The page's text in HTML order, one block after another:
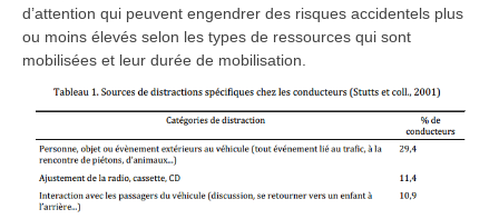
d’attention qui peuvent engendrer des risques accidentels plus
ou moins élevés selon les types de ressources qui sont
mobilisées et leur durée de mobilisation.